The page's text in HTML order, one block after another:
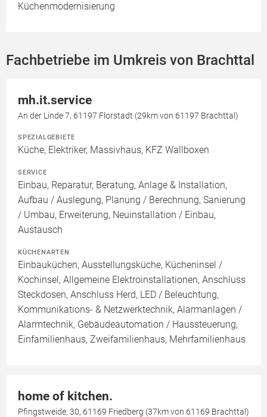
Küchenmodernisierung
Fachbetriebe im Umkreis von Brachttal
mh.it.service
An der Linde 7, 61197 Florstadt (29km von 61197 Brachttal)
SPEZIALGEBIETE
Küche, Elektriker, Massivhaus, KFZ Wallboxen
SERVICE
Einbau, Reparatur, Beratung, Anlage & Installation,
Aufbau / Auslegung, Planung / Berechnung, Sanierung
/ Umbau, Erweiterung, Neuinstallation / Einbau,
Austausch
KÜCHENARTEN
Einbauküchen, Ausstellungsküche, Kücheninsel /
Kochinsel, Allgemeine Elektroinstallationen, Anschluss
Steckdosen, Anschluss Herd, LED / Beleuchtung,
Kommunikations- & Netzwerktechnik, Alarmanlagen /
Alarmtechnik, Gebäudeautomation / Haussteuerung,
Einfamilienhaus, Zweifamilienhaus, Mehrfamilienhaus
home of kitchen.
Pfingstweide, 30, 61169 Friedberg (37km von 61169 Brachttal)